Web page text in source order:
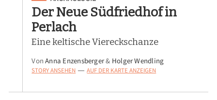
Der Neue Südfriedhof in
Perlach
Eine keltische Viereckschanze
VonAnna Enzensberger& Holger Wendling
STORY ANSEHEN — AUF DER KARTE ANZEIGEN